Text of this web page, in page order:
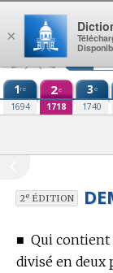
Aller au contenu
1re
1694
2e
1718
3e
1740
2eÉDITION
■ Qui contient
divisé en deux
×